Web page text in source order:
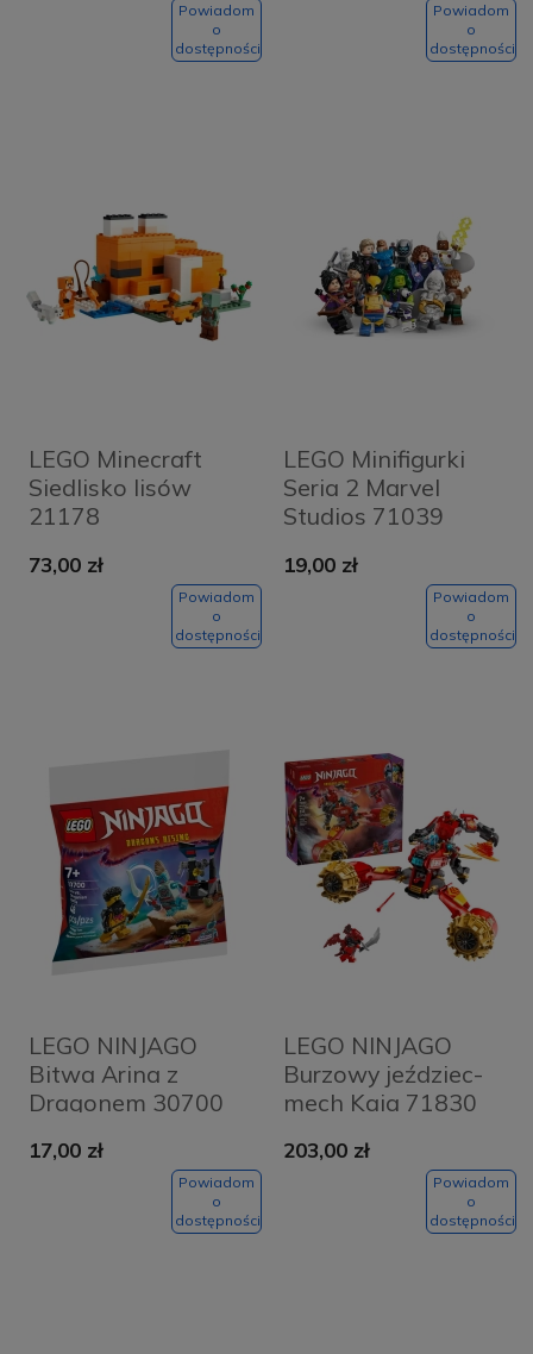
Powiadom
o
dostępności
Powiadom
o
dostępności
LEGO Minecraft
Siedlisko lisów
21178
73,00 zł
Powiadom
o
dostępności
LEGO Minifigurki
Seria 2 Marvel
Studios 71039
19,00 zł
Powiadom
o
dostępności
LEGO NINJAGO
Bitwa Arina z
Dragonem 30700
17,00 zł
Powiadom
o
dostępności
LEGO NINJAGO
Burzowy jeździec-
mech Kaia 71830
203,00 zł
Powiadom
o
dostępności